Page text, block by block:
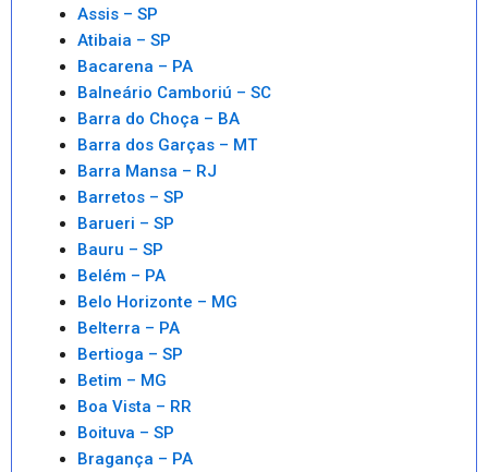
Assis – SP
Atibaia – SP
Bacarena – PA
Balneário Camboriú – SC
Barra do Choça – BA
Barra dos Garças – MT
Barra Mansa – RJ
Barretos – SP
Barueri – SP
Bauru – SP
Belém – PA
Belo Horizonte – MG
Belterra – PA
Bertioga – SP
Betim – MG
Boa Vista – RR
Boituva – SP
Bragança – PA